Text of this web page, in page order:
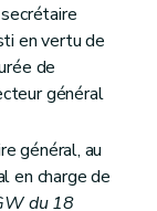
en vertu de
de
général
général, au
en charge de
du 18